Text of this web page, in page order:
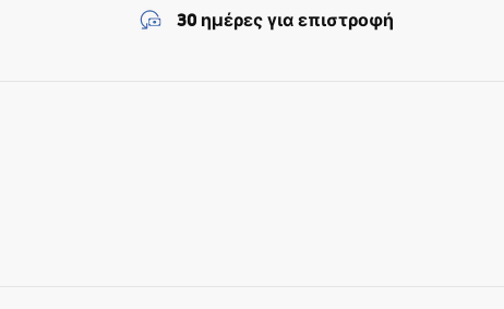
30 ημέρες για επιστροφή